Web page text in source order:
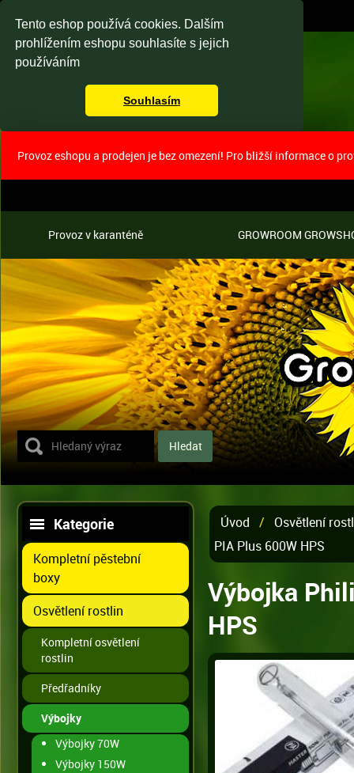
Tento eshop používá cookies. Dalším
prohlížením eshopu souhlasíte s jejich
používáním
Souhlasím
Provoz eshopu a prodejen je bez omezení! Pro bližší informace o
Provoz v karanténě GROWROOM
Kategorie
Kompletní pěstební
boxy
Osvětlení rostlin
Kompletní osvětlení
rostlin
Předřadníky
Výbojky
Výbojky 70W
Výbojky 150W
Úvod / Osvětlení
PIA Plus 600W HPS
Výbojka
HPS